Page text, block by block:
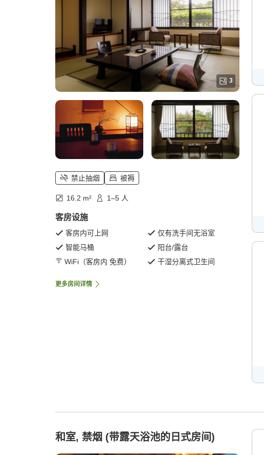
3
禁止抽烟 被褥
16.2 m² 1–5 人
客房设施
客房内可上网
仅有洗手间无浴室
智能马桶
阳台/露台
WiFi（客房内 免费）
干湿分离式卫生间
更多房间详情
和室, 禁烟 (带露天浴池的日式房间)